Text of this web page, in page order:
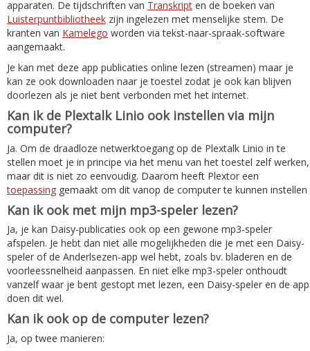
apparaten. De tijdschriften van Transkript en de boeken van
Luisterpuntbibliotheek zijn ingelezen met menselijke stem. De
kranten van Kamelego worden via tekst-naar-spraak-software
aangemaakt.
Je kan met deze app publicaties online lezen (streamen) maar je
kan ze ook downloaden naar je toestel zodat je ook kan blijven
doorlezen als je niet bent verbonden met het internet.
Kan ik de Plextalk Linio ook instellen via mijn
computer?
Ja. Om de draadloze netwerktoegang op de Plextalk Linio in te
stellen moet je in principe via het menu van het toestel zelf werken,
maar dit is niet zo eenvoudig. Daarom heeft Plextor een
toepassing gemaakt om dit vanop de computer te kunnen instellen
Kan ik ook met mijn mp3-speler lezen?
Ja, je kan Daisy-publicaties ook op een gewone mp3-speler
afspelen. Je hebt dan niet alle mogelijkheden die je met een Daisy-
speler of de Anderlsezen-app wel hebt, zoals bv. bladeren en de
voorleessnelheid aanpassen. En niet elke mp3-speler onthoudt
vanzelf waar je bent gestopt met lezen, een Daisy-speler en de app
doen dit wel.
Kan ik ook op de computer lezen?
Ja, op twee manieren: